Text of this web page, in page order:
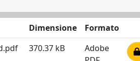
Dimensione
Formato
370.37 kB
Adobe